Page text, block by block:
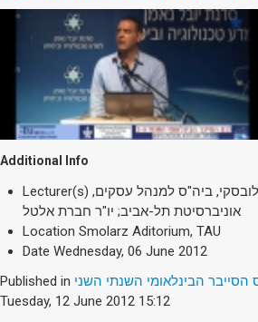
Additional Info
Lecturer(s) ביה"ס למנהל עסקים,
אוניברסיטת תל-אביב; יו"ר חברת אלטל
Location Smolarz Aditorium, TAU
Date Wednesday, 06 June 2012
Published in הסייבר הבינלאומי השנתי השני
Tuesday, 12 June 2012 15:12